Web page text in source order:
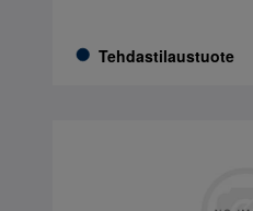
Tehdastilaustuote